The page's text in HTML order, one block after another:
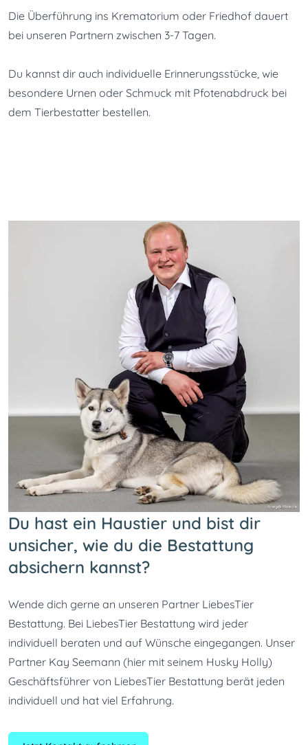
Die Überführung ins Krematorium oder Friedhof dauert
bei unseren Partnern zwischen 3-7 Tagen.
Du kannst dir auch individuelle Erinnerungsstücke, wie
besondere Urnen oder Schmuck mit Pfotenabdruck bei
dem Tierbestatter bestellen.
Du hast ein Haustier und bist dir
unsicher, wie du die Bestattung
absichern kannst?
Wende dich gerne an unseren Partner LiebesTier
Bestattung. Bei LiebesTier Bestattung wird jeder
individuell beraten und auf Wünsche eingegangen. Unser
Partner Kay Seemann (hier mit seinem Husky Holly)
Geschäftsführer von LiebesTier Bestattung berät jeden
individuell und hat viel Erfahrung.